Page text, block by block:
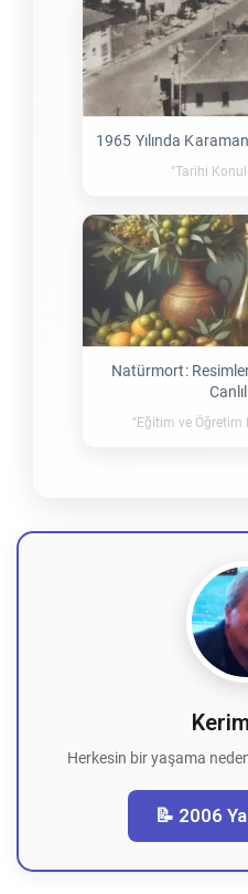
1965 Yılında
"Tarihi
Natürmort:
"Eğitim ve Öğretim
Herkesin bir yaşama
📝 2006